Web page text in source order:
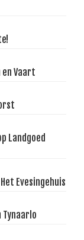
en Vaart
Landgoed
Evesingehuis
Tynaarlo